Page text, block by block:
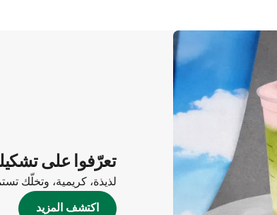
تعرّفوا على
لذيذة، كريمية، وتخلّك
اكتشف المزيد